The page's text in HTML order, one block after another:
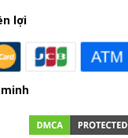
toàn cảnh về
bạn sẽ dễ dàng
lợi